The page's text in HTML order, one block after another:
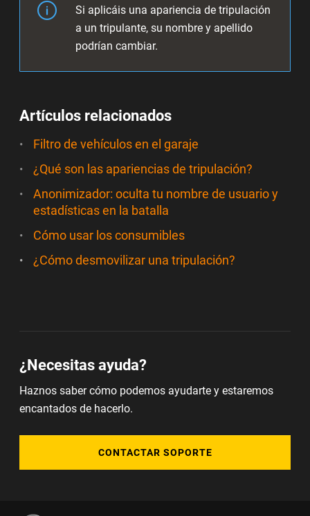
Si aplicáis una apariencia de tripulación
a un tripulante, su nombre y apellido
podrían cambiar.
Artículos relacionados
Filtro de vehículos en el garaje
¿Qué son las apariencias de tripulación?
Anonimizador: oculta tu nombre de usuario y
estadísticas en la batalla
Cómo usar los consumibles
¿Cómo desmovilizar una tripulación?
¿Necesitas ayuda?
Haznos saber cómo podemos ayudarte y estaremos
encantados de hacerlo.
CONTACTAR SOPORTE